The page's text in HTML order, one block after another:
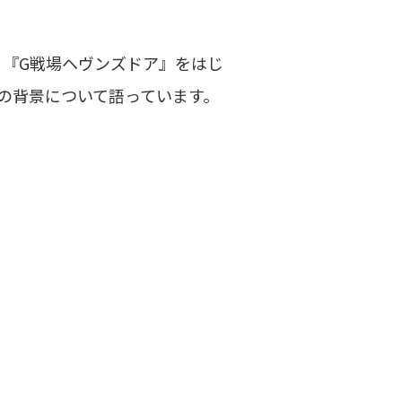
G戦場ヘヴンズドア』をはじ
景について語っています。